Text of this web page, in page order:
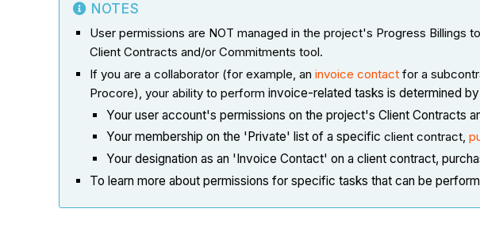
NOTES
User permissions are NOT managed in the project's Progress Billings
Client Contracts and/or Commitments tool.
If you are a collaborator (for example, an invoice contact for a
Procore), your ability to perform invoice-related tasks is determined
Your user account's permissions on the project's Client Contracts
Your membership on the 'Private' list of a specific client contract,
Your designation as an 'Invoice Contact' on a client contract,
To learn more about permissions for specific tasks that can be